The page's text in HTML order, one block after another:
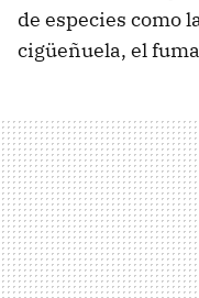
de especies como
cigüeñuela, el